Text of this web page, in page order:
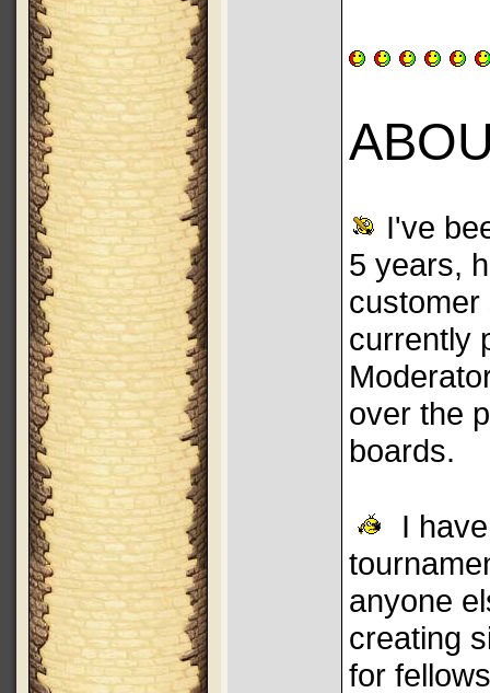
I've
5 years,
customer
currently
over the
boards.
I
anyone
creating
for